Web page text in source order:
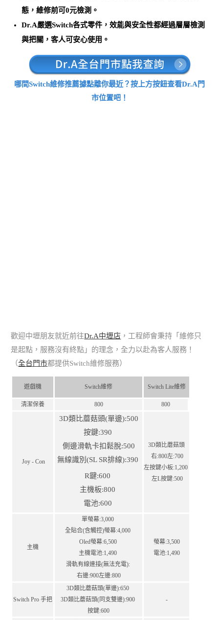
態，維修前可0元檢測 。
Dr.A嚴選Switch各式零件，效能與安全性都經過層層檢測
與把關，客人可安心使用。
哪間Switch維修推薦據點離你最近？按上方按鈕查看Dr.A門
市位置吧！
歡迎中壢朋友就近前往Dr.A中壢店 ，工程師會秉持「維修只
是起點，服務沒有終點」的理念，全力以赴為客人服務！
（全台門市都提供Switch維修服務）
遊戲機 Switch維修 Switch Lite維修
清潔保養 800 800
Joy - Con
3D類比蘑菇頭(單邊):500
按鍵:390
側邊滑軌卡扣鬆脫:500
無線識別(SL SR排線):390
R鍵:600
主機板:800
電池:600
3D類比蘑菇頭
右:800左:700
左按鍵⼩板:1,200
左L按鍵:500
主機
單螢幕:3,000
全貼合(含觸控)螢幕:4,000
Oled螢幕:6,500
主機電池:1,490
滑軌有線連接(無法充電):
右邊:900左邊:800
螢幕:3,500
電池:1,490
Switch Pro ⼿把
3D類比蘑菇頭(單邊):650
3D類比蘑菇頭(同⽀雙邊):900
按鍵:600
-